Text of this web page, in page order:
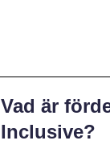
Vad är
Inclusive?